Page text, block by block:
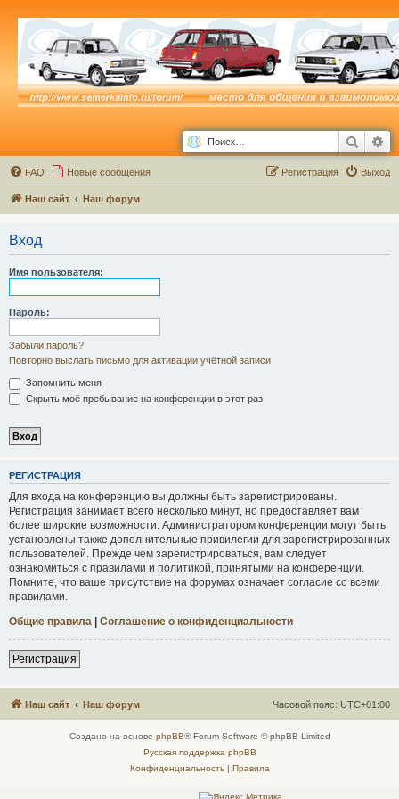
Поиск
FAQ Новые сообщения Выход
Регистрация
Наш сайт Наш форум
Вход
Имя пользователя:
Пароль:
Забыли пароль?
Повторно выслать письмо для активации учётной записи
Запомнить меня
Скрыть моё пребывание на конференции в этот раз
РЕГИСТРАЦИЯ
Для входа на конференцию вы должны быть зарегистрированы.
Регистрация занимает всего несколько минут, но предоставляет вам
более широкие возможности. Администратором конференции могут быть
установлены также дополнительные привилегии для зарегистрированных
пользователей. Прежде чем зарегистрироваться, вам следует
ознакомиться с правилами и политикой, принятыми на конференции.
Помните, что ваше присутствие на форумах означает согласие со всеми
правилами.
Общие правила | Соглашение о конфиденциальности
Регистрация
Наш сайт Наш форум Часовой пояс: UTC+01:00
Создано на основе phpBB® Forum Software © phpBB Limited
Русская поддержка phpBB
Конфиденциальность| Правила